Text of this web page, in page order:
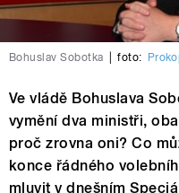
Bohuslav Sobotka foto:
Ve vládě Bohuslava
vymění dva ministři,
proč zrovna oni? Co
konce řádného
mluvit v dnešním